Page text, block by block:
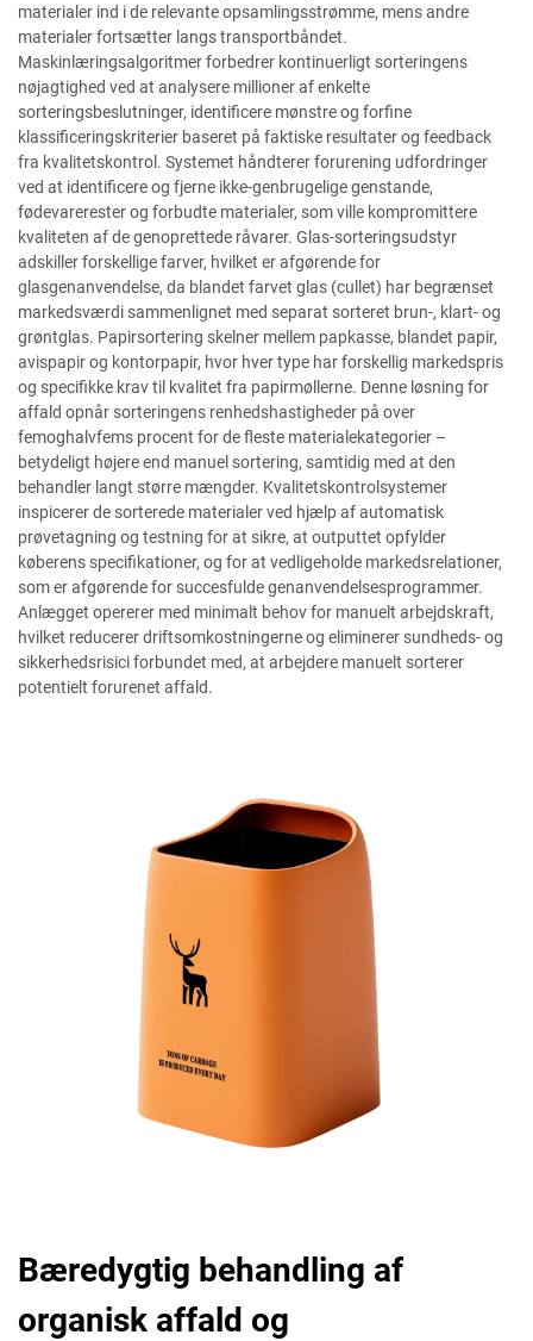
materialer ind i de relevante opsamlingsstrømme, mens andre
materialer fortsætter langs transportbåndet.
Maskinlæringsalgoritmer forbedrer kontinuerligt sorteringens
nøjagtighed ved at analysere millioner af enkelte
sorteringsbeslutninger, identificere mønstre og forfine
klassificeringskriterier baseret på faktiske resultater og feedback
fra kvalitetskontrol. Systemet håndterer forurening udfordringer
ved at identificere og fjerne ikke-genbrugelige genstande,
fødevarerester og forbudte materialer, som ville kompromittere
kvaliteten af de genoprettede råvarer. Glas-sorteringsudstyr
adskiller forskellige farver, hvilket er afgørende for
glasgenanvendelse, da blandet farvet glas (cullet) har begrænset
markedsværdi sammenlignet med separat sorteret brun-, klart- og
grøntglas. Papirsortering skelner mellem papkasse, blandet papir,
avispapir og kontorpapir, hvor hver type har forskellig markedspris
og specifikke krav til kvalitet fra papirmøllerne. Denne løsning for
affald opnår sorteringens renhedshastigheder på over
femoghalvfems procent for de fleste materialekategorier –
betydeligt højere end manuel sortering, samtidig med at den
behandler langt større mængder. Kvalitetskontrolsystemer
inspicerer de sorterede materialer ved hjælp af automatisk
prøvetagning og testning for at sikre, at outputtet opfylder
køberens specifikationer, og for at vedligeholde markedsrelationer,
som er afgørende for succesfulde genanvendelsesprogrammer.
Anlægget opererer med minimalt behov for manuelt arbejdskraft,
hvilket reducerer driftsomkostningerne og eliminerer sundheds- og
sikkerhedsrisici forbundet med, at arbejdere manuelt sorterer
potentielt forurenet affald.
Bæredygtig behandling af
organisk affald og